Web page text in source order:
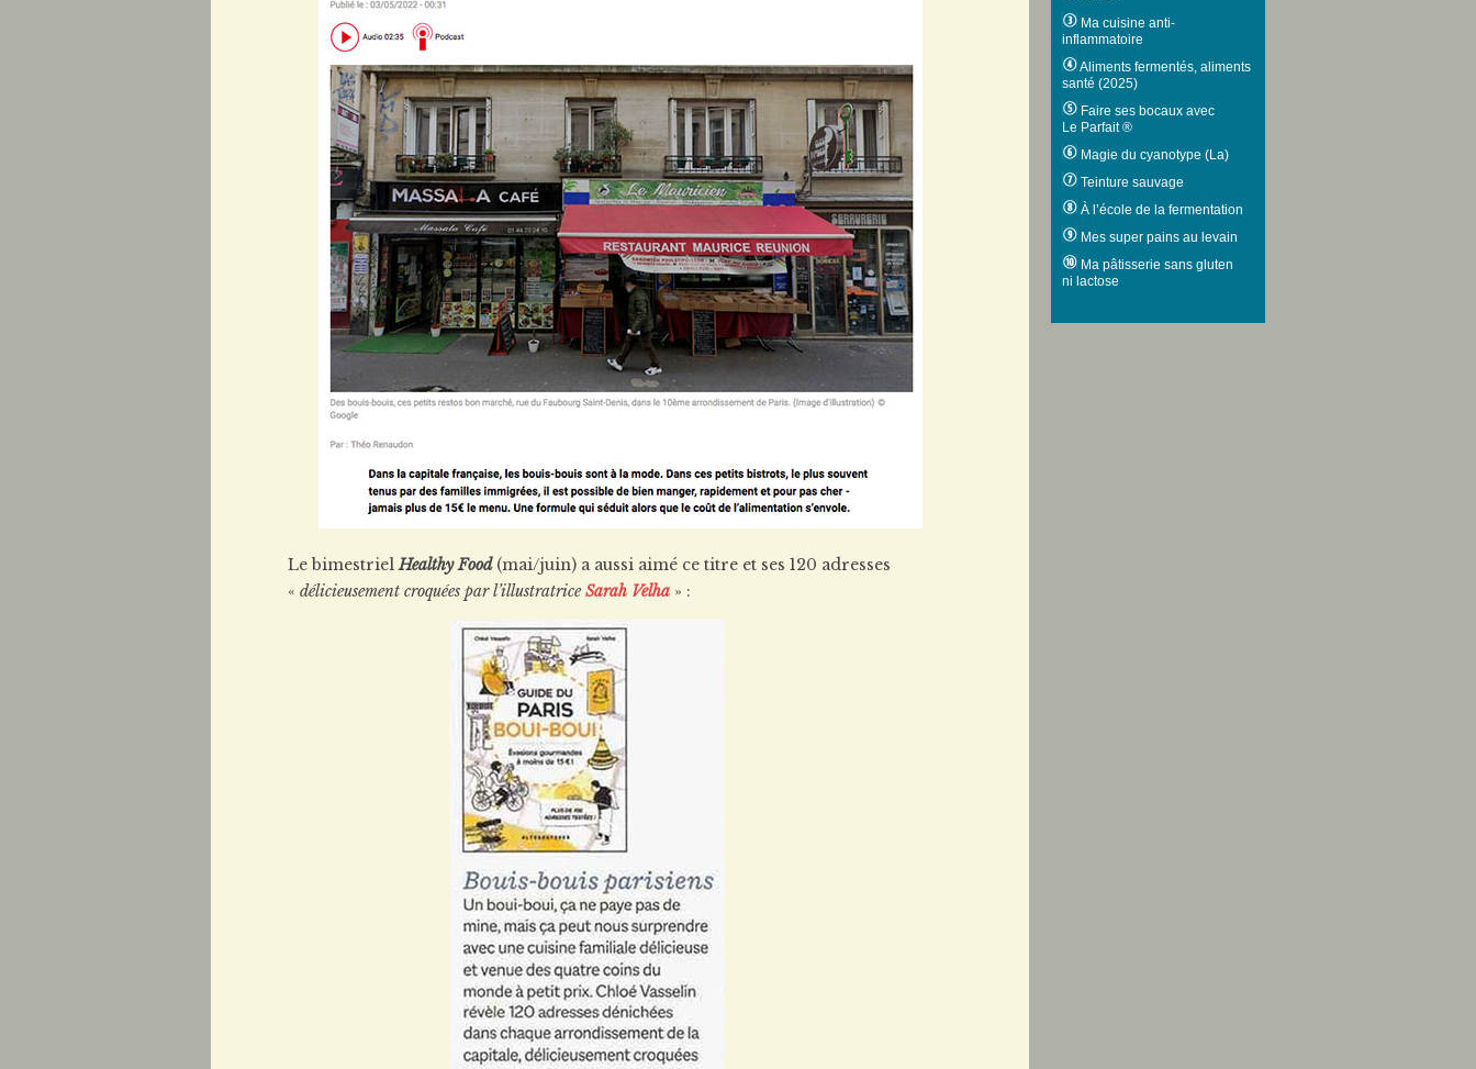
Le bimestrielHealthy Food(mai/juin) a aussi aimé ce titre et ses 120 adresses
« délicieusement croquées par l’illustratriceSarah Velha » :
Ma cuisine anti-
inflammatoire
Aliments fermentés, aliments
santé (2025)
Faire ses bocaux avec
Le Parfait ®
Magie du cyanotype (La)
Teinture sauvage
À l’école de la fermentation
Mes super pains au levain
Ma pâtisserie sans gluten
ni lactose